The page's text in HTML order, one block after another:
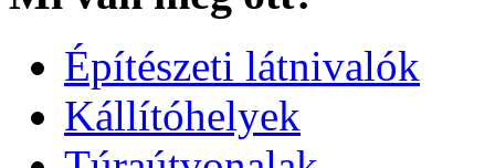
Építészeti látnivalók
Kállítóhelyek